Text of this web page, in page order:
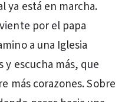
ya está en marcha.
por el papa
a una Iglesia
y escucha más, que
más corazones. Sobre